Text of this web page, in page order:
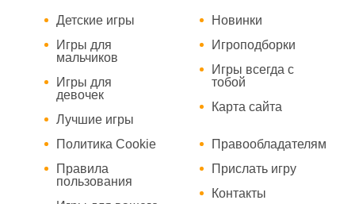
Детские игры
Игры для
мальчиков
Игры для
девочек
Лучшие игры
Новинки
Игроподборки
Игры всегда с
тобой
Карта сайта
Политика Cookie
Правила
пользования
Правообладателям
Прислать игру
Контакты